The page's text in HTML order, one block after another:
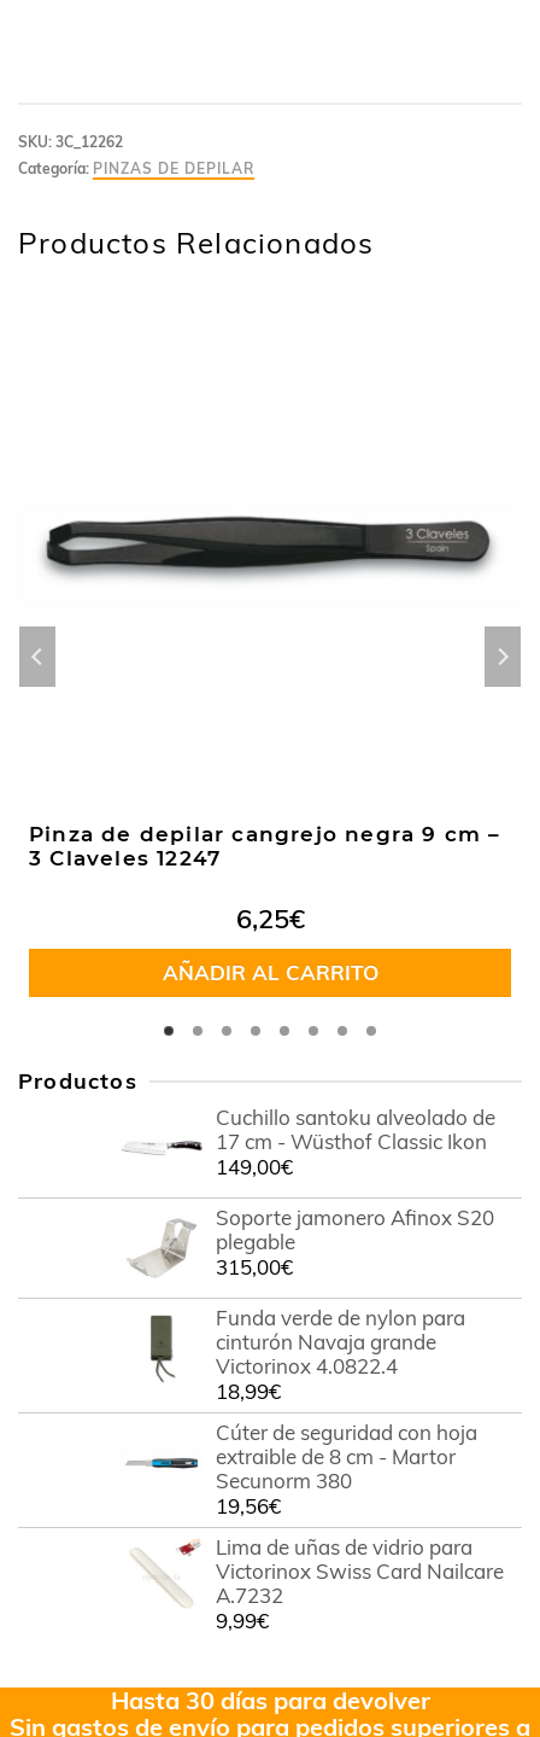
SKU: 3C_12262
Categoría: PINZAS DE DEPILAR
Productos Relacionados
Pinza de depilar cangrejo negra 9 cm –
3 Claveles 12247
6,25€
AÑADIR AL CARRITO
Productos
Cuchillo santoku alveolado de
17 cm - Wüsthof Classic Ikon
149,00€
Soporte jamonero Afinox S20
plegable
315,00€
Funda verde de nylon para
cinturón Navaja grande
Victorinox 4.0822.4
18,99€
Cúter de seguridad con hoja
extraible de 8 cm - Martor
Secunorm 380
19,56€
Lima de uñas de vidrio para
Victorinox Swiss Card Nailcare
A.7232
9,99€
Hasta 30 días para devolver
Sin gastos de envío para pedidos superiores a